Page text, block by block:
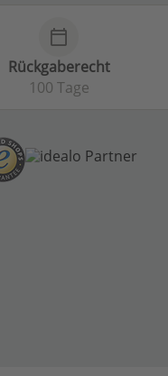
calendar_today
Rückgaberecht
100 Tage